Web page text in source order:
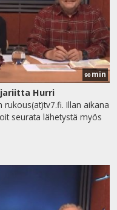
90 min
Hurri
Illan aikana
seurata lähetystä myös